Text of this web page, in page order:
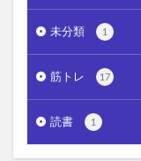
未分類 1
筋トレ 17
読書 1